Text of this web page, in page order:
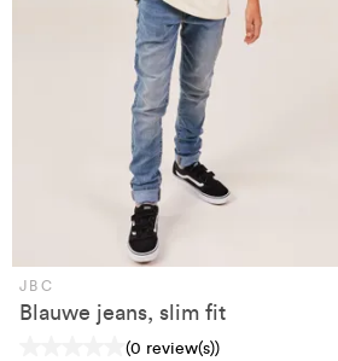
JBC
Blauwe jeans, slim fit
(0 review(s))